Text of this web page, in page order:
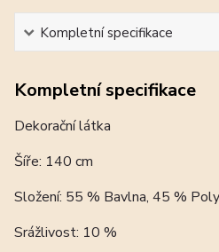
Kompletní specifikace
Kompletní specifikace
Dekorační látka
Šíře: 140 cm
Složení: 55 % Bavlna, 45 %
Srážlivost: 10 %